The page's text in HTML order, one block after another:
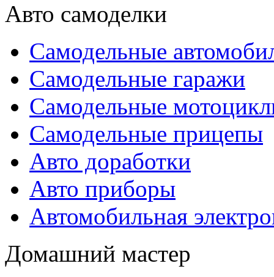
Авто самоделки
Самодельные
Самодельные гаражи
Самодельные
Самодельные прицепы
Авто доработки
Авто приборы
Автомобильная
Домашний мастер